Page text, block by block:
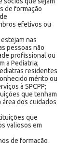
de formação
efetivos ou
nas
pessoas não
profissional ou
a Pediatria;
residentes
mérito ou
à SPCPP;
que tenham
dos cuidados
que
valiosos em
de formação